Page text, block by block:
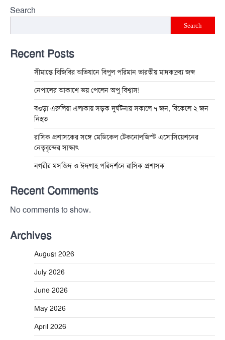
Search
Search
Recent Posts
সীমান্তে বিজিবির অভিযানে বিপুল পরিমান ভারতীয় মাদকদ্রব্য জব্দ
নেপালের আকাশে ভয় পেলেন অপু বিশ্বাস!
বগুড়া এরুলিয়া এলাকায় সড়ক দুর্ঘট্নায় সকালে ৭ জন, বিকেলে ২ জন
নিহত
রাসিক প্রশাসকের সঙ্গে মেডিকেল টেকনোলজিস্ট এসোসিয়েশনের
নেতৃবৃন্দের সাক্ষাৎ
নগরীর মসজিদ ও ঈদগাহ পরিদর্শনে রাসিক প্রশাসক
Recent Comments
No comments to show.
Archives
August 2026
July 2026
June 2026
May 2026
April 2026